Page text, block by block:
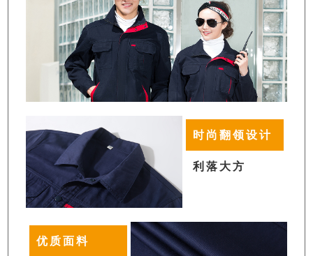
时尚翻领设计
利落大方
优质面料